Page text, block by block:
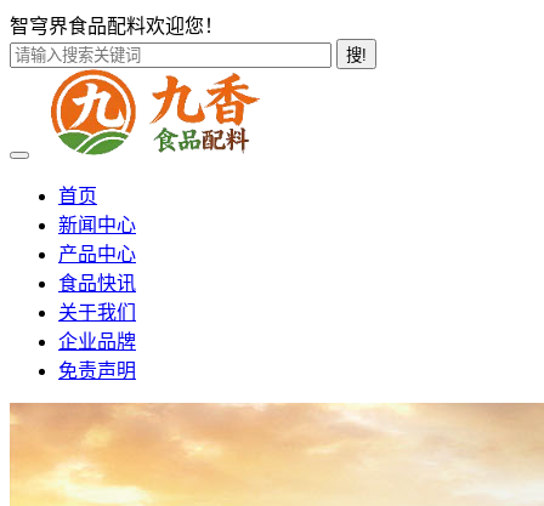
智穹界食品配料欢迎您！
搜!
首页
新闻中心
产品中心
食品快讯
关于我们
企业品牌
免责声明